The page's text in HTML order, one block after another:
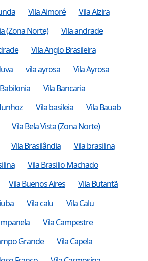
Vila Aimoré
Vila Alzira
(Zona Norte)
Vila andrade
Vila Anglo Brasileira
vila ayrosa
Vila Ayrosa
Vila Bancaria
Vila basileia
Vila Bauab
Vila Bela Vista (Zona Norte)
Vila Brasilândia
Vila brasilina
Vila Brasilio Machado
Vila Buenos Aires
Vila Butantã
Vila calu
Vila Calu
Vila Campestre
Grande
Vila Capela